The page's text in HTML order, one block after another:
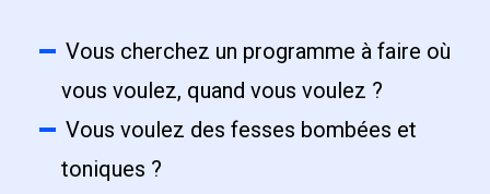
Vous cherchez un programme à faire où
vous voulez, quand vous voulez ?
Vous voulez des fesses bombées et
toniques ?